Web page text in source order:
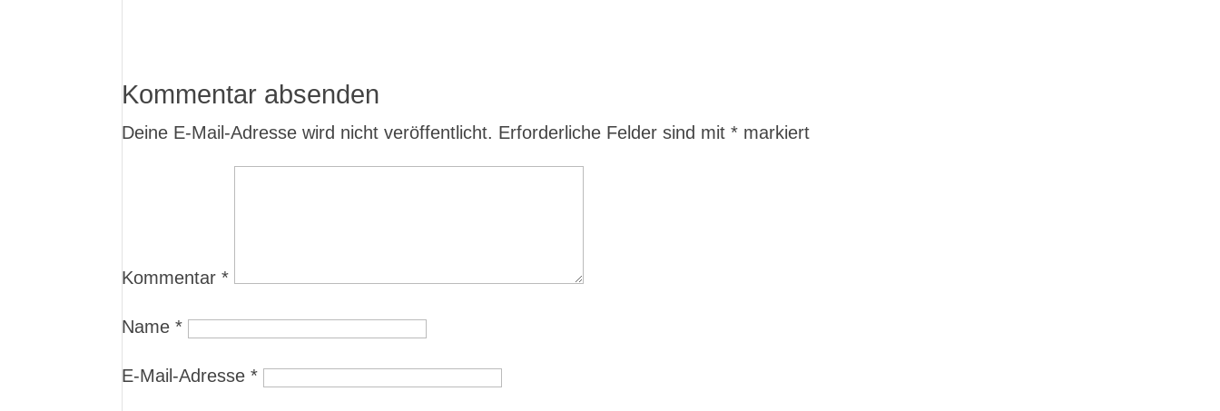
Kommentar absenden
Deine E-Mail-Adresse wird nicht veröffentlicht. Erforderliche Felder sind mit* markiert
Kommentar*
Name*
E-Mail-Adresse*